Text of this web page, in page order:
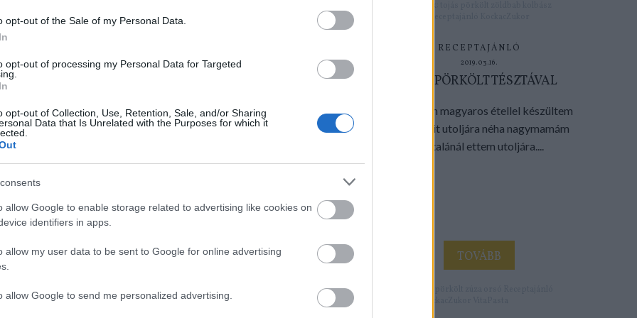
opt-out of the Sale of my Personal Data.
opt-out of processing my Personal Data for Targeted
opt-out of Collection, Use, Retention, Sale, and/or Sharing
Data that Is Unrelated with the Purposes for which it
allow Google to enable storage related to advertising like cookies on
identifiers in apps.
allow my user data to be sent to Google for online advertising
allow Google to send me personalized advertising.
KockacZukorVitaPastaszívpörkölt
2019.04.24.
MAGYAR
a kevéske idő esténként, és a
sokszor arra ösztönöznek,
hogy gyorsan...
TOVÁBB
pörkölt gyors
kiadós
KockacZukor
RECEPTAJÁNLÓ
2019.03.16.
ZÚZAPÖRKÖLT TÉSZTÁVAL
Egy igazán magyaros étellel készültem
most, amit utoljára néha nagymamám
asztalánál ettem utoljára....
TOVÁBB